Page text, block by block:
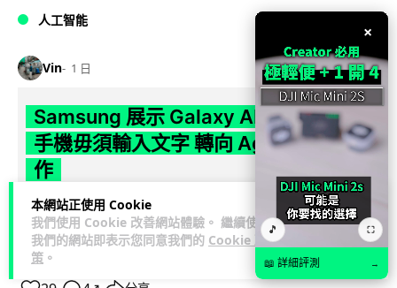
本網站正使用 Cookie
我們使用 Cookie 改善網站體驗。 繼續使用
我們的網站即表示您同意我們的 Cookie 政
策 。
人工智能
Vin 1 日
Samsung 展示 Galaxy AI 新方向 未來
手機毋須輸入文字 轉向 Agent 全自動操
作
Samsung 電子 MX 部門顧客體驗辦公室主管兼副總裁 Jay Kim
表示，品牌正推動 Galaxy AI 邁向全自動化 Agent... 閱讀全
文
×
🎵 ⛶
📖 詳細評測 →